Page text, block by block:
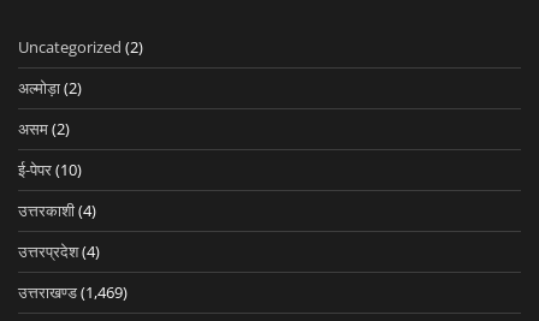
Uncategorized (2)
अल्मोड़ा(2)
असम(2)
ई-पेपर(10)
उत्तरकाशी(4)
उत्तरप्रदेश(4)
उत्तराखण्ड(1,469)